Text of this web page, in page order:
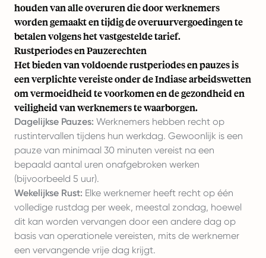
houden van alle overuren die door werknemers
worden gemaakt en tijdig de overuurvergoedingen te
betalen volgens het vastgestelde tarief.
Rustperiodes en Pauzerechten
Het bieden van voldoende rustperiodes en pauzes is
een verplichte vereiste onder de Indiase arbeidswetten
om vermoeidheid te voorkomen en de gezondheid en
veiligheid van werknemers te waarborgen.
Dagelijkse Pauzes: Werknemers hebben recht op
rustintervallen tijdens hun werkdag. Gewoonlijk is een
pauze van minimaal 30 minuten vereist na een
bepaald aantal uren onafgebroken werken
(bijvoorbeeld 5 uur).
Wekelijkse Rust: Elke werknemer heeft recht op één
volledige rustdag per week, meestal zondag, hoewel
dit kan worden vervangen door een andere dag op
basis van operationele vereisten, mits de werknemer
een vervangende vrije dag krijgt.